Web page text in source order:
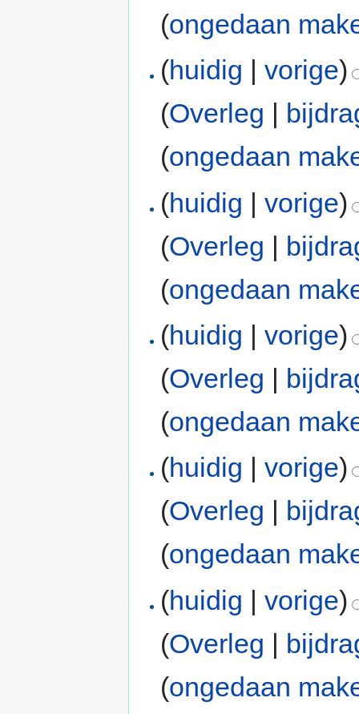
(ongedaan
(huidig |vorige)
(Overleg |
(ongedaan
(huidig |vorige)
(Overleg |
(ongedaan
(huidig |vorige)
(Overleg |
(ongedaan
(huidig |vorige)
(Overleg
(ongedaan
(huidig |vorige)
(Overleg |
(ongedaan